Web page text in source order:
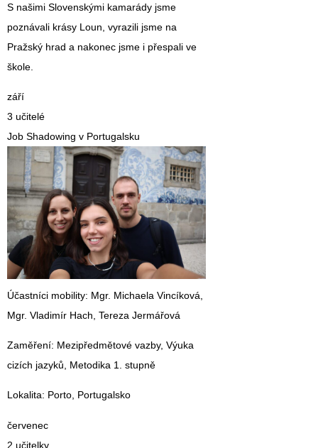
S našimi Slovenskými kamarády jsme
poznávali krásy Loun, vyrazili jsme na
Pražský hrad a nakonec jsme i přespali ve
škole.
září
3 učitelé
Job Shadowing v Portugalsku
Účastníci mobility: Mgr. Michaela Vincíková,
Mgr. Vladimír Hach, Tereza Jermářová
Zaměření: Mezipředmětové vazby, Výuka
cizích jazyků, Metodika 1. stupně
Lokalita: Porto, Portugalsko
červenec
2 učitelky